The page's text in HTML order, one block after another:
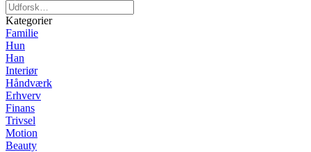
Kategorier
Familie
Hun
Han
Interiør
Håndværk
Erhverv
Finans
Trivsel
Motion
Beauty